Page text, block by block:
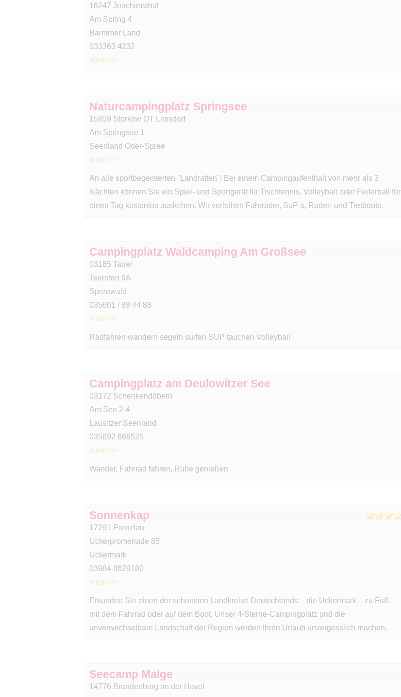
16247 Joachimsthal
Am Spring 4
Barnimer Land
033363 4232
mehr >>
Naturcampingplatz Springsee
15859 Storkow OT Limsdorf
Am Springsee 1
Seenland Oder-Spree
mehr >>
An alle sportbegeisterten "Landratten"! Bei einem Campingaufenthalt von mehr als 3
Nächten können Sie ein Spiel- und Sportgerät für Tischtennis, Volleyball oder Federball für
einen Tag kostenlos ausleihen. Wir verleihen Fahrräder, SuP´s, Ruder- und Tretboote.
Campingplatz Waldcamping Am Großsee
03185 Tauer
Teerofen 9A
Spreewald
035601 / 89 44 88
mehr >>
Radfahren wandern segeln surfen SUP tauchen Volleyball
Campingplatz am Deulowitzer See
03172 Schenkendöbern
Am See 2-4
Lausitzer Seenland
035692 669525
mehr >>
Wander, Fahrrad fahren, Ruhe genießen
Sonnenkap
17291 Prenzlau
Uckerpromenade 85
Uckermark
03984 8629180
mehr >>
Erkunden Sie einen der schönsten Landkreise Deutschlands – die Uckermark – zu Fuß,
mit dem Fahrrad oder auf dem Boot. Unser 4-Sterne-Campingplatz und die
unverwechselbare Landschaft der Region werden Ihren Urlaub unvergesslich machen.
Seecamp Malge
14776 Brandenburg an der Havel